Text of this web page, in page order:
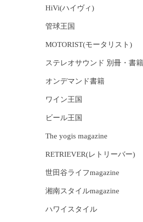
HiVi(ハイヴィ)
管球王国
MOTORIST(モータリスト)
ステレオサウンド 別冊・書籍
オンデマンド書籍
ワイン王国
ビール王国
The yogis magazine
RETRIEVER(レトリーバー)
世田谷ライフmagazine
湘南スタイルmagazine
ハワイスタイル